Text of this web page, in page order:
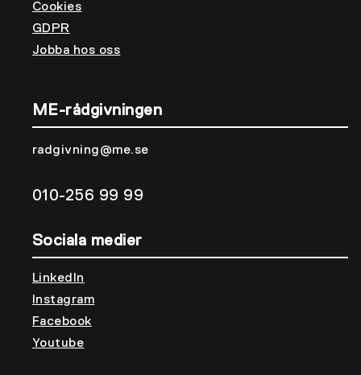
Cookies
GDPR
Jobba hos oss
ME-rådgivningen
radgivning@me.se
010-256 99 99
Sociala medier
LinkedIn
Instagram
Facebook
Youtube